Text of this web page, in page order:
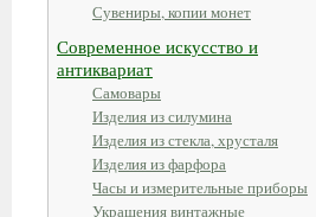
Сувениры, копии монет
Современное искусство и
антиквариат
Самовары
Изделия из силумина
Изделия из стекла, хрусталя
Изделия из фарфора
Часы и измерительные приборы
Украшения винтажные